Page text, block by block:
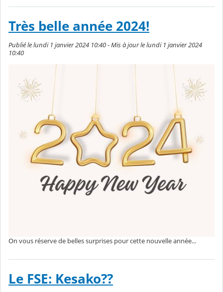
Très belle année 2024!
Publié le lundi 1 janvier 2024 10:40 - Mis à jour le lundi 1 janvier 2024
10:40
On vous réserve de belles surprises pour cette nouvelle année...
Le FSE: Kesako??